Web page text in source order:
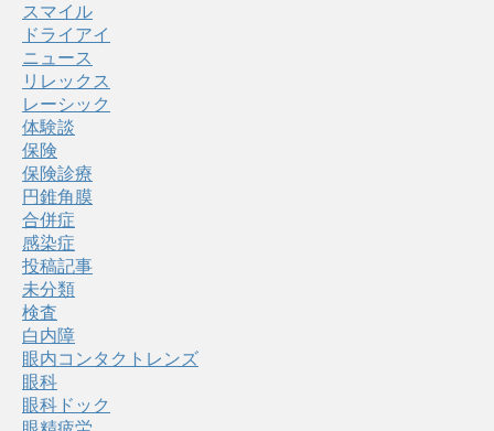
スマイル
ドライアイ
ニュース
リレックス
レーシック
体験談
保険
保険診療
円錐角膜
合併症
感染症
投稿記事
未分類
検査
白内障
眼内コンタクトレンズ
眼科
眼科ドック